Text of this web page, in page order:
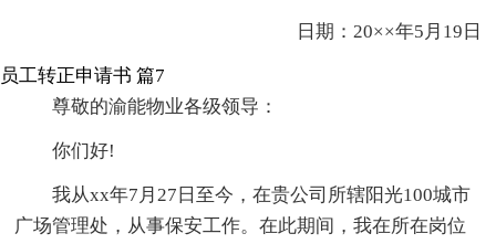
日期：20××年5月19日
员工转正申请书 篇7
尊敬的渝能物业各级领导：
你们好!
我从xx年7月27日至今，在贵公司所辖阳光100城市
广场管理处，从事保安工作。在此期间，我在所在岗位